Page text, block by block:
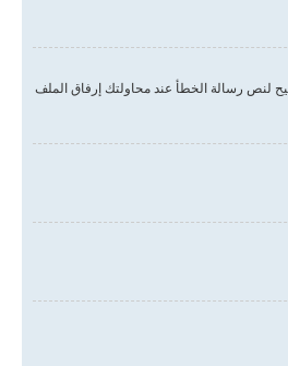
لنص رسالة الخطأ عند محاولتك إرفاق الملف